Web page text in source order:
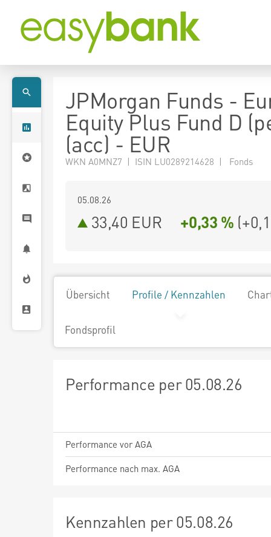
JPMorgan Funds -
Equity Plus Fund D
(acc) - EUR
WKN A0MNZ7 | ISIN LU0289214628 | Fonds
05.08.26
33,40 EUR +0,33 % (
Übersicht Profile / Kennzahlen
Fondsprofil
Performance per 05.08.26
Performance vor AGA
Performance nach max. AGA
Kennzahlen per 05.08.26